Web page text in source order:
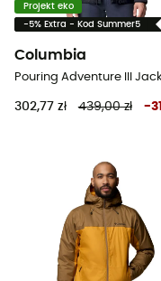
Projekt eko
-5% Extra - Kod Summer5
Columbia
302,77 zł 439,00 zł -31